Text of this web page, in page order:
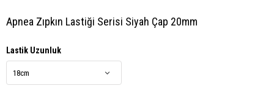
Apnea Zıpkın Lastiği Serisi Siyah Çap 20mm
Lastik Uzunluk